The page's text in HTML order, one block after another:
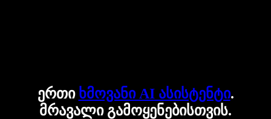
ერთი ხმოვანი AI ასისტენტი.
მრავალი გამოყენებისთვის.